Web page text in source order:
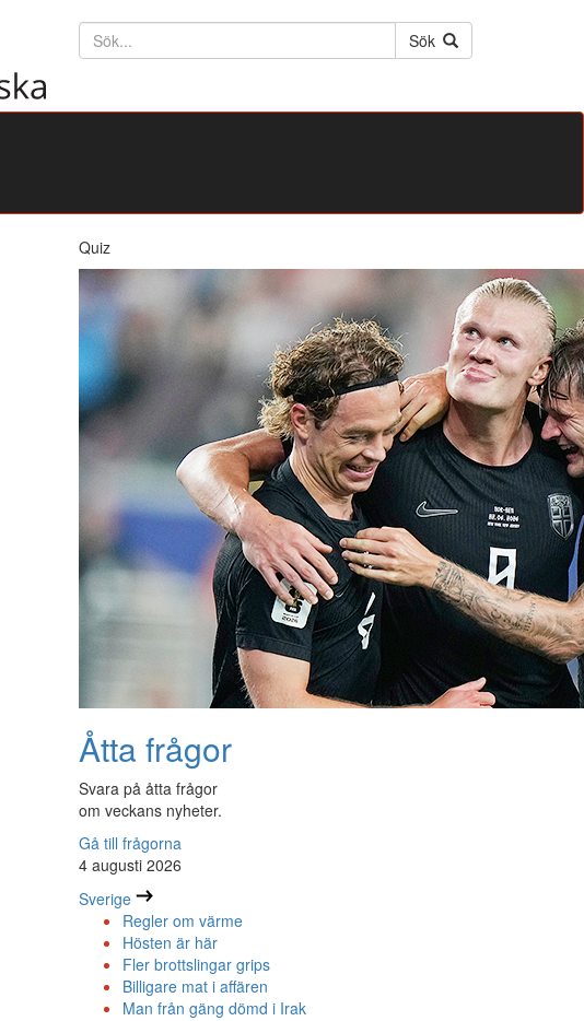
Söktext
Sök
Quiz
Åtta frågor
Svara på åtta frågor
om veckans nyheter.
Gå till frågorna
4 augusti 2026
Sverige
Regler om värme
Hösten är här
Fler brottslingar grips
Billigare mat i affären
Man från gäng dömd i Irak